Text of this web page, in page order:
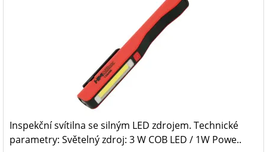
Inspekční svítilna se silným LED zdrojem. Technické
parametry: Světelný zdroj: 3 W COB LED / 1W Powe..